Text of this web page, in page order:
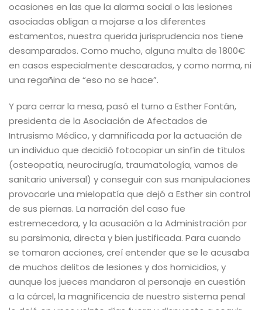
ocasiones en las que la alarma social o las lesiones
asociadas obligan a mojarse a los diferentes
estamentos, nuestra querida jurisprudencia nos tiene
desamparados. Como mucho, alguna multa de 1800€
en casos especialmente descarados, y como norma, ni
una regañina de “eso no se hace”.
Y para cerrar la mesa, pasó el turno a Esther Fontán,
presidenta de la Asociación de Afectados de
Intrusismo Médico, y damnificada por la actuación de
un individuo que decidió fotocopiar un sinfín de títulos
(osteopatía, neurocirugía, traumatología, vamos de
sanitario universal) y conseguir con sus manipulaciones
provocarle una mielopatía que dejó a Esther sin control
de sus piernas. La narración del caso fue
estremecedora, y la acusación a la Administración por
su parsimonia, directa y bien justificada. Para cuando
se tomaron acciones, creí entender que se le acusaba
de muchos delitos de lesiones y dos homicidios, y
aunque los jueces mandaron al personaje en cuestión
a la cárcel, la magnificencia de nuestro sistema penal